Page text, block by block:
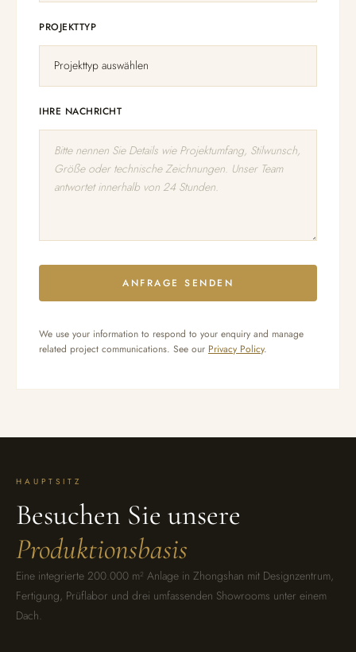
PROJEKTTYP
IHRE NACHRICHT
ANFRAGE SENDEN
We use your information to respond to your enquiry and manage
related project communications. See our Privacy Policy.
HAUPTSITZ
Besuchen Sie unsere
Produktionsbasis
Eine integrierte 200.000 m² Anlage in Zhongshan mit Designzentrum,
Fertigung, Prüflabor und drei umfassenden Showrooms unter einem
Dach.